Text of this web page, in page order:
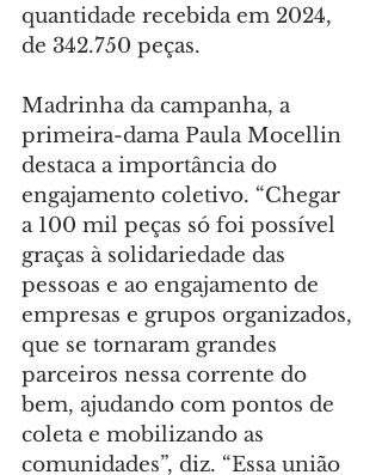
quantidade recebida em 2024,
de 342.750 peças.
Madrinha da campanha, a
primeira-dama Paula Mocellin
destaca a importância do
engajamento coletivo. “Chegar
a 100 mil peças só foi possível
graças à solidariedade das
pessoas e ao engajamento de
empresas e grupos organizados,
que se tornaram grandes
parceiros nessa corrente do
bem, ajudando com pontos de
coleta e mobilizando as
comunidades”, diz. “Essa união